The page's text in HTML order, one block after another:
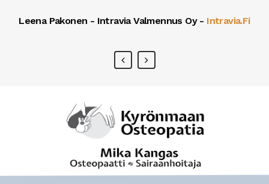
Leena Pakonen - Intravia Valmennus Oy- Intravia.fi